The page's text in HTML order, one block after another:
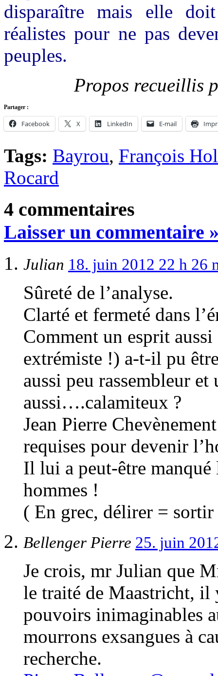
disparaître mais elle
réalistes pour ne pas
peuples.
Propos recueillis
Partager :
Facebook X LinkedIn E-mail
Tags: Bayrou, François
Rocard
4 commentaires
Laisser un commentaire
Julian 18. juin 2012 22 h 26
Sûreté de l’analyse.
Clarté et fermeté dans
Comment un esprit
extrémiste !) a-t-il pu
aussi peu rassembleur
aussi….calamiteux ?
Jean Pierre
requises pour devenir
Il lui a peut-être manqué
hommes !
( En grec, délirer =
Bellenger Pierre 25. juin
Je crois, mr Julian que
le traité de Maastricht, il
pouvoirs inimaginables
mourrons exsangues à
recherche.